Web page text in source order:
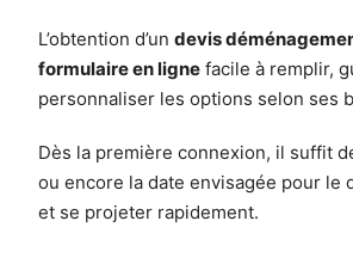
L’obtention d’un devis
formulaire en ligne facile à remplir,
personnaliser les options selon ses
Dès la première connexion, il suffit
ou encore la date envisagée pour le
et se projeter rapidement.